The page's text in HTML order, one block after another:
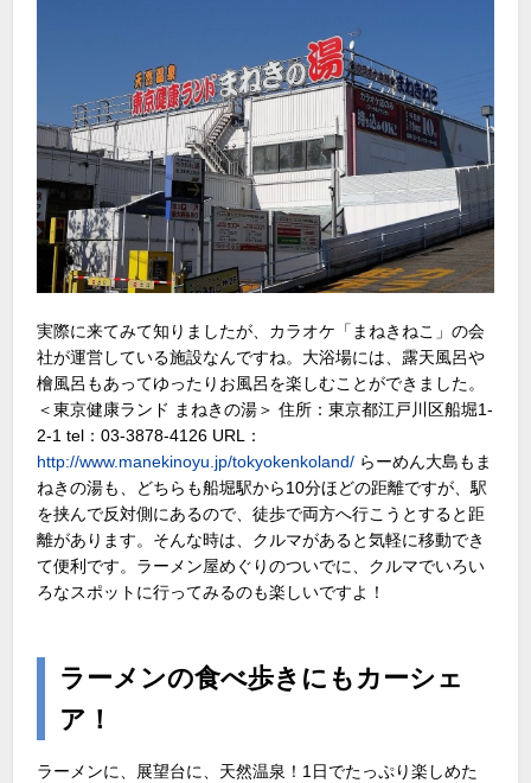
実際に来てみて知りましたが、カラオケ「まねきねこ」の会
社が運営している施設なんですね。大浴場には、露天風呂や
檜風呂もあってゆったりお風呂を楽しむことができました。
＜東京健康ランド まねきの湯＞ 住所：東京都江戸川区船堀1-
2-1 tel：03-3878-4126 URL：
http://www.manekinoyu.jp/tokyokenkoland/ らーめん大島もま
ねきの湯も、どちらも船堀駅から10分ほどの距離ですが、駅
を挟んで反対側にあるので、徒歩で両方へ行こうとすると距
離があります。そんな時は、クルマがあると気軽に移動でき
て便利です。ラーメン屋めぐりのついでに、クルマでいろい
ろなスポットに行ってみるのも楽しいですよ！
ラーメンの食べ歩きにもカーシェ
ア！
ラーメンに、展望台に、天然温泉！1日でたっぷり楽しめた